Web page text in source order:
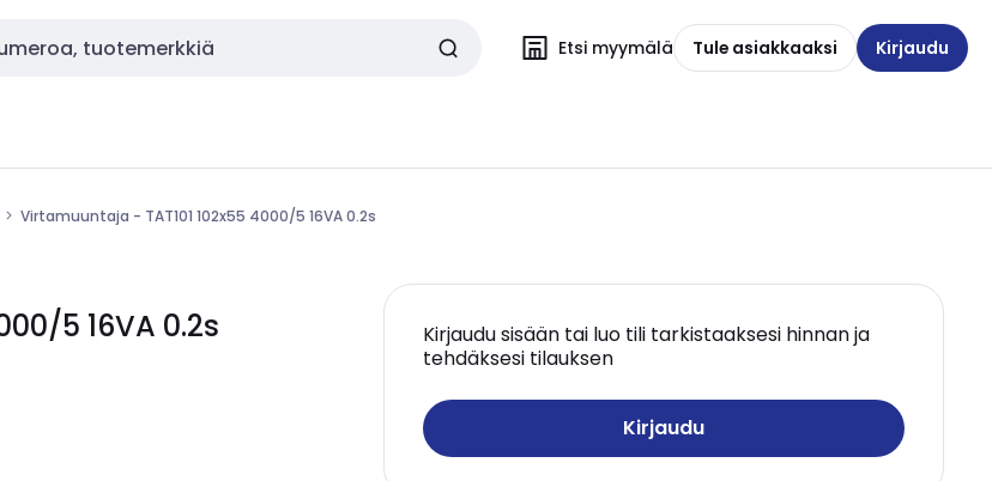
Etsi myymälä Tule asiakkaaksi Kirjaudu
Virtamuuntaja - TAT101 102x55 4000/5 16VA 0.2s
5 16VA 0.2s
Kirjaudu sisään tai luo tili tarkistaaksesi hinnan ja
tehdäksesi tilauksen
Kirjaudu